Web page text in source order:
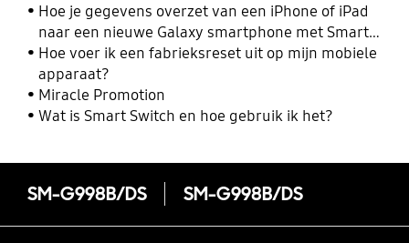
Hoe je gegevens overzet van een iPhone of iPad
naar een nieuwe Galaxy smartphone met Smart
Switch
Hoe voer ik een fabrieksreset uit op mijn mobiele
apparaat?
Miracle Promotion
Wat is Smart Switch en hoe gebruik ik het?
SM-G998B/DS SM-G998B/DS